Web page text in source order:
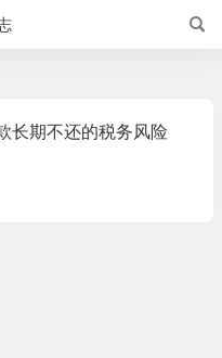
长期不还的税务风险